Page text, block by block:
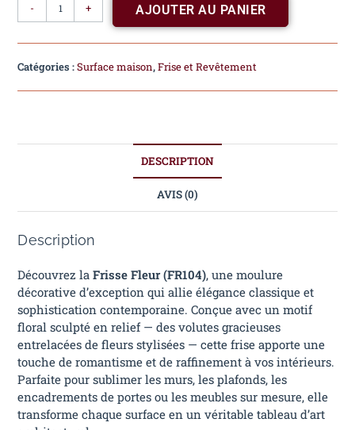
- + AJOUTER AU PANIER
Catégories :Surface maison,Frise et Revêtement
DESCRIPTION
AVIS (0)
Description
Découvrez laFrisse Fleur (FR104), une moulure
décorative d’exception qui allie élégance classique et
sophistication contemporaine. Conçue avec un motif
floral sculpté en relief — des volutes gracieuses
entrelacées de fleurs stylisées — cette frise apporte une
touche de romantisme et de raffinement à vos intérieurs.
Parfaite pour sublimer les murs, les plafonds, les
encadrements de portes ou les meubles sur mesure, elle
transforme chaque surface en un véritable tableau d’art